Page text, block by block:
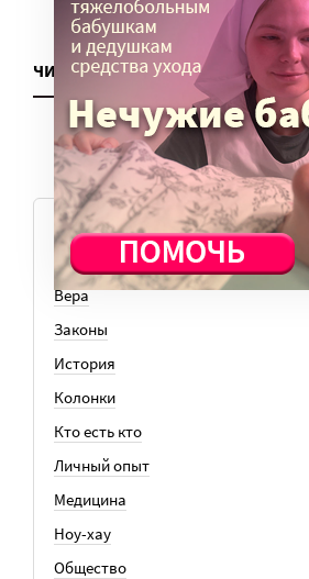
ЧИТАТЬ ЕЩЕ
ТЕМЫ
Вера
Законы
История
Колонки
Кто есть кто
Личный опыт
Медицина
Ноу-хау
Общество